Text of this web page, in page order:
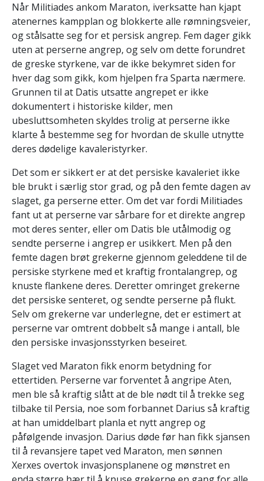
Når Militiades ankom Maraton, iverksatte han kjapt
atenernes kampplan og blokkerte alle rømningsveier,
og stålsatte seg for et persisk angrep. Fem dager gikk
uten at perserne angrep, og selv om dette forundret
de greske styrkene, var de ikke bekymret siden for
hver dag som gikk, kom hjelpen fra Sparta nærmere.
Grunnen til at Datis utsatte angrepet er ikke
dokumentert i historiske kilder, men
ubesluttsomheten skyldes trolig at perserne ikke
klarte å bestemme seg for hvordan de skulle utnytte
deres dødelige kavaleristyrker.
Det som er sikkert er at det persiske kavaleriet ikke
ble brukt i særlig stor grad, og på den femte dagen av
slaget, ga perserne etter. Om det var fordi Militiades
fant ut at perserne var sårbare for et direkte angrep
mot deres senter, eller om Datis ble utålmodig og
sendte perserne i angrep er usikkert. Men på den
femte dagen brøt grekerne gjennom geleddene til de
persiske styrkene med et kraftig frontalangrep, og
knuste flankene deres. Deretter omringet grekerne
det persiske senteret, og sendte perserne på flukt.
Selv om grekerne var underlegne, det er estimert at
perserne var omtrent dobbelt så mange i antall, ble
den persiske invasjonsstyrken beseiret.
Slaget ved Maraton fikk enorm betydning for
ettertiden. Perserne var forventet å angripe Aten,
men ble så kraftig slått at de ble nødt til å trekke seg
tilbake til Persia, noe som forbannet Darius så kraftig
at han umiddelbart planla et nytt angrep og
påfølgende invasjon. Darius døde før han fikk sjansen
til å revansjere tapet ved Maraton, men sønnen
Xerxes overtok invasjonsplanene og mønstret en